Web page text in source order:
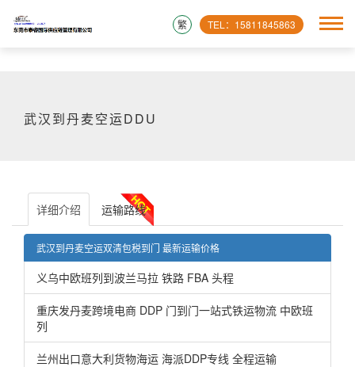
TEL：15811845863
繁
武汉到丹麦空运DDU
详细介绍 运输路线
武汉到丹麦空运双清包税到门 最新运输价格
义乌中欧班列到波兰马拉 铁路 FBA 头程
重庆发丹麦跨境电商 DDP 门到门一站式铁运物流 中欧班
列
兰州出口意大利货物海运 海派DDP专线 全程运输